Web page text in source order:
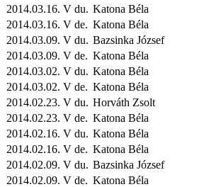
2014.03.16. V du. Katona Béla
2014.03.16. V de. Katona Béla
2014.03.09. V du. Bazsinka József
2014.03.09. V de. Katona Béla
2014.03.02. V du. Katona Béla
2014.03.02. V de. Katona Béla
2014.02.23. V du. Horváth Zsolt
2014.02.23. V de. Katona Béla
2014.02.16. V du. Katona Béla
2014.02.16. V de. Katona Béla
2014.02.09. V du. Bazsinka József
2014.02.09. V de. Katona Béla